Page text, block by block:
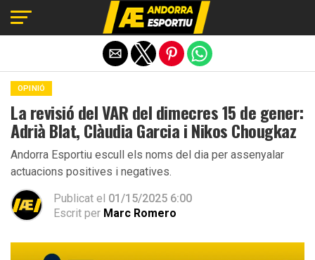
OPINIÓ
La revisió del VAR del dimecres 15 de gener:
Adrià Blat, Clàudia Garcia i Nikos Chougkaz
Andorra Esportiu escull els noms del dia per assenyalar
actuacions positives i negatives.
Publicat el 01/15/2025 6:00
Escrit per Marc Romero
Exit mobile version